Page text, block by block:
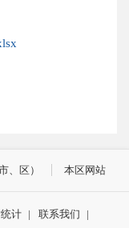
、区） 本区网站
计 | 联系我们
|